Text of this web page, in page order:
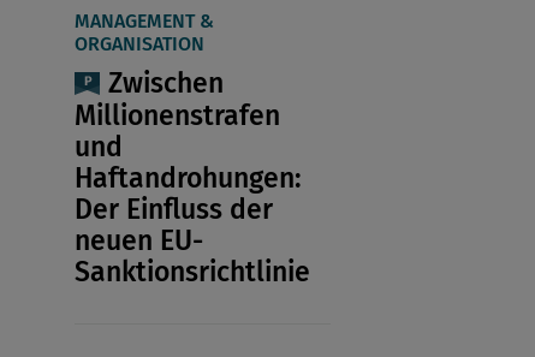
MANAGEMENT &
ORGANISATION
Zwischen
Millionenstrafen
und
Haftandrohungen:
Der Einfluss der
neuen EU-
Sanktionsrichtlinie